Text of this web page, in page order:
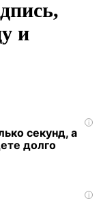
и
i
секунд, а
долго
i